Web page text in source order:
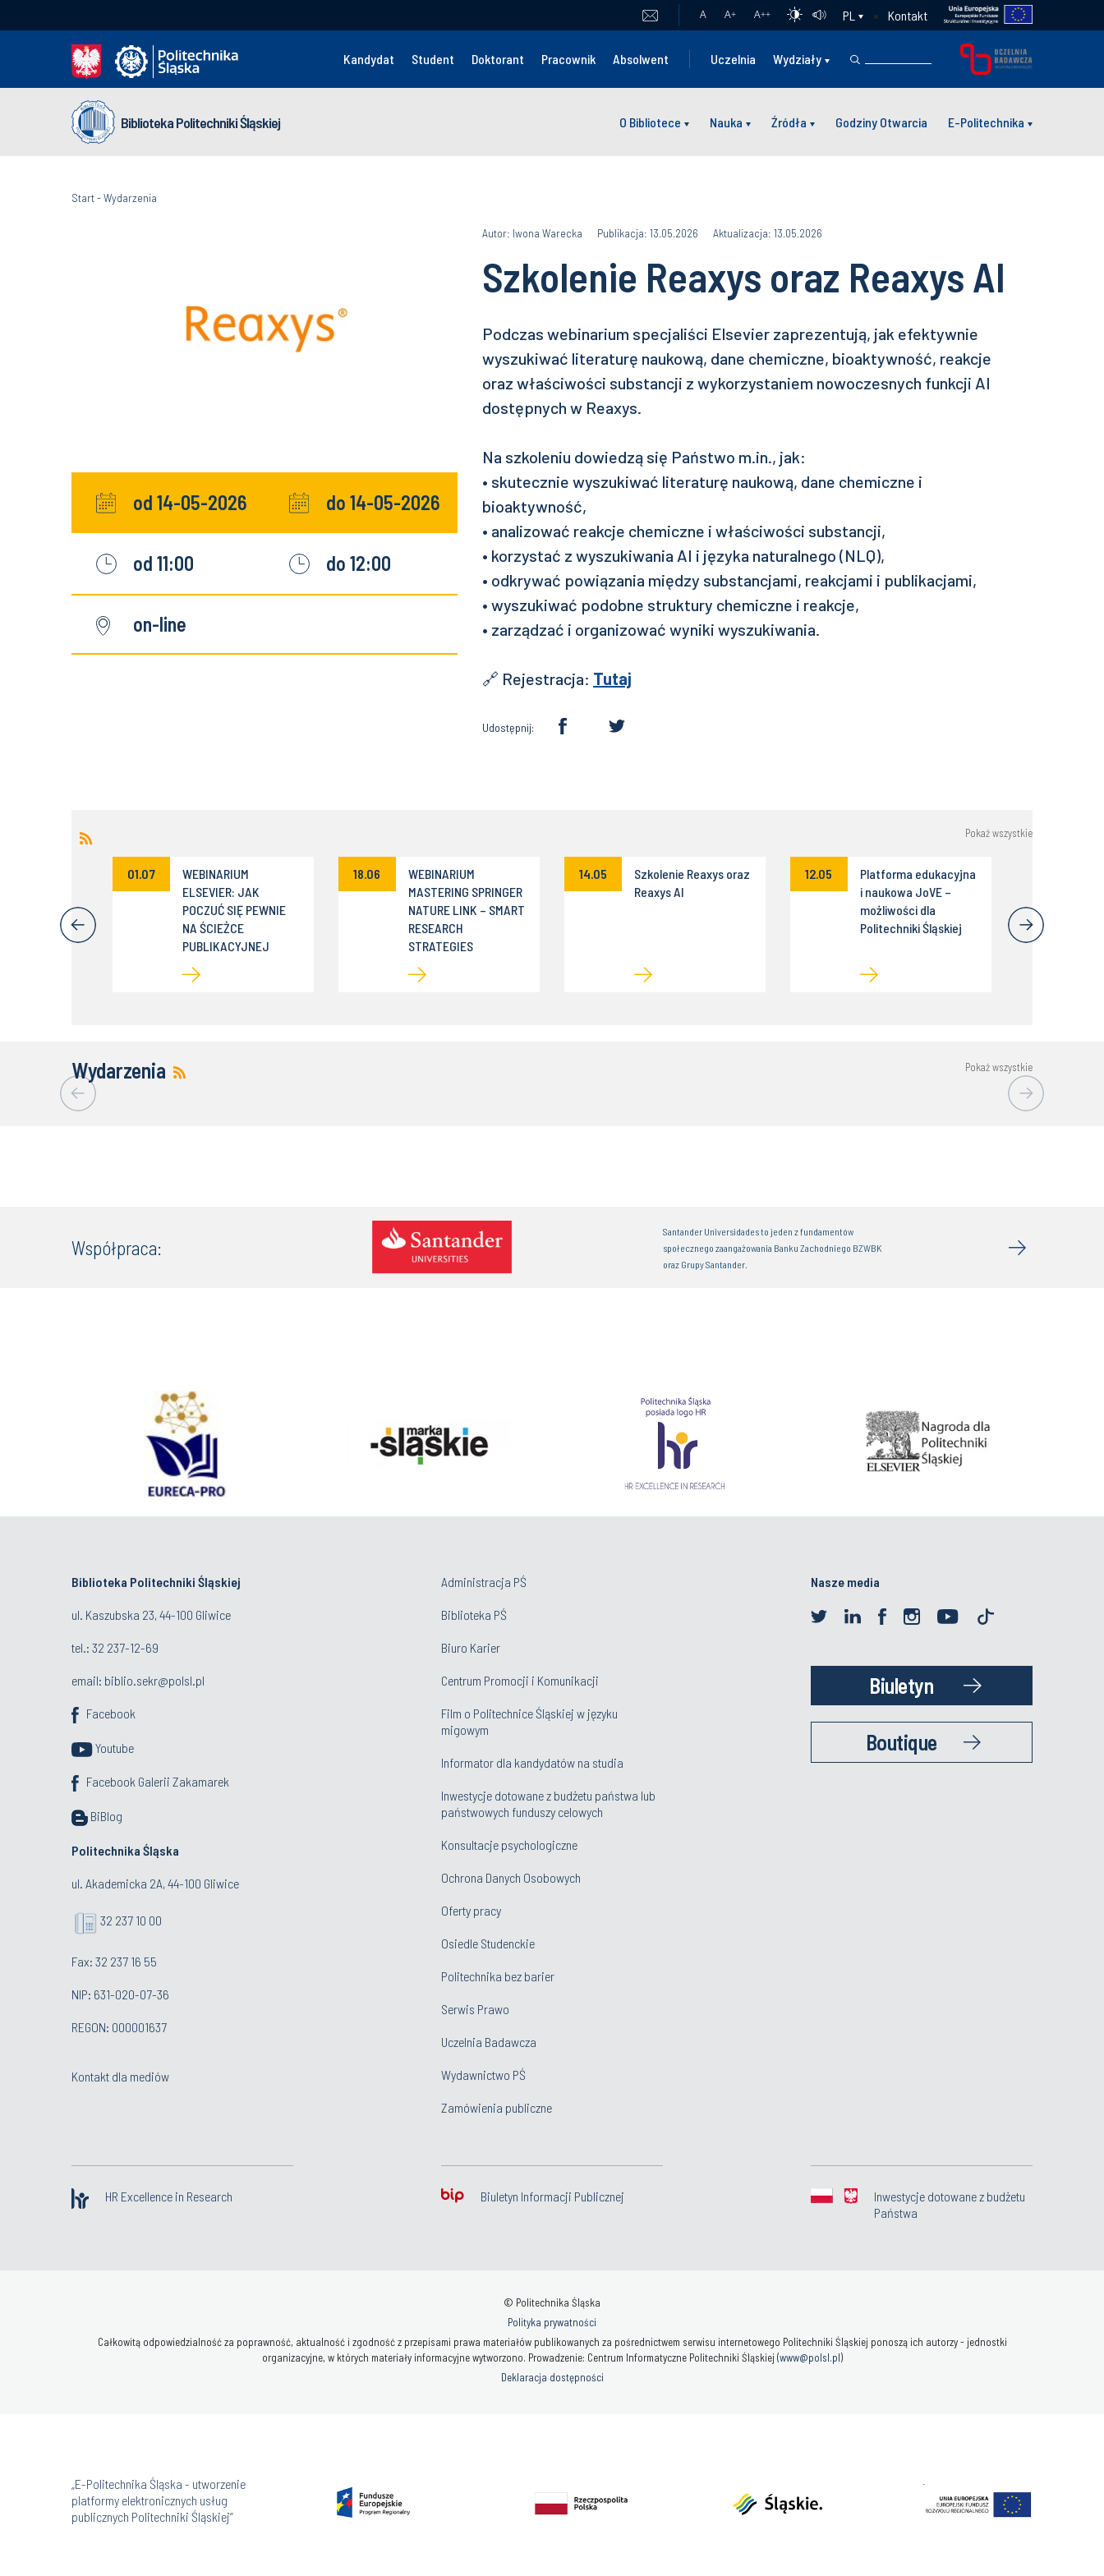
A A+ A++ PL Kontakt
Kandydat Student Doktorant Pracownik Absolwent Uczelnia Wydziały
Biblioteka Politechniki Śląskiej O Bibliotece Nauka Źródła Godziny Otwarcia E-Politechnika
Start-Wydarzenia
od 14-05-2026
od 11:00
do 14-05-2026
do 12:00
on-line
Autor: Iwona Warecka Publikacja: 13.05.2026 Aktualizacja: 13.05.2026
Szkolenie Reaxys oraz Reaxys AI
Podczas webinarium specjaliści Elsevier zaprezentują, jak efektywnie
wyszukiwać literaturę naukową, dane chemiczne, bioaktywność, reakcje
oraz właściwości substancji z wykorzystaniem nowoczesnych funkcji AI
dostępnych w Reaxys.
Na szkoleniu dowiedzą się Państwo m.in., jak:
• skutecznie wyszukiwać literaturę naukową, dane chemiczne i
bioaktywność,
• analizować reakcje chemiczne i właściwości substancji,
• korzystać z wyszukiwania AI i języka naturalnego (NLQ),
• odkrywać powiązania między substancjami, reakcjami i publikacjami,
• wyszukiwać podobne struktury chemiczne i reakcje,
• zarządzać i organizować wyniki wyszukiwania.
🔗 Rejestracja: Tutaj
Udostępnij:
Pokaż wszystkie
01.07
WEBINARIUM
ELSEVIER: JAK
POCZUĆ SIĘ PEWNIE
NA ŚCIEŻCE
PUBLIKACYJNEJ
18.06
WEBINARIUM
MASTERING SPRINGER
NATURE LINK – SMART
RESEARCH
STRATEGIES
14.05
Szkolenie Reaxys oraz
Reaxys AI
12.05
Platforma edukacyjna
i naukowa JoVE –
możliwości dla
Politechniki Śląskiej
Wydarzenia Pokaż wszystkie
Współpraca:
Santander Universidades to jeden z fundamentów
społecznego zaangażowania Banku Zachodniego BZWBK
oraz Grupy Santander.
Biblioteka Politechniki Śląskiej
ul. Kaszubska 23, 44-100 Gliwice
tel.: 32 237-12-69
email: biblio.sekr@polsl.pl
Facebook
Youtube
Facebook Galerii Zakamarek
BiBlog
Politechnika Śląska
ul. Akademicka 2A, 44-100 Gliwice
32 237 10 00
Fax: 32 237 16 55
NIP: 631-020-07-36
REGON: 000001637
Kontakt dla mediów
Administracja PŚ
Biblioteka PŚ
Biuro Karier
Centrum Promocji i Komunikacji
Film o Politechnice Śląskiej w języku
migowym
Informator dla kandydatów na studia
Inwestycje dotowane z budżetu państwa lub
państwowych funduszy celowych
Konsultacje psychologiczne
Ochrona Danych Osobowych
Oferty pracy
Osiedle Studenckie
Politechnika bez barier
Serwis Prawo
Uczelnia Badawcza
Wydawnictwo PŚ
Zamówienia publiczne
Nasze media
Biuletyn
Boutique
HR Excellence in Research Biuletyn Informacji Publicznej
Inwestycje dotowane z budżetu
Państwa
© Politechnika Śląska
Polityka prywatności
Całkowitą odpowiedzialność za poprawność, aktualność i zgodność z przepisami prawa materiałów publikowanych za pośrednictwem serwisu internetowego Politechniki Śląskiej ponoszą ich autorzy - jednostki
organizacyjne, w których materiały informacyjne wytworzono. Prowadzenie: Centrum Informatyczne Politechniki Śląskiej (www@polsl.pl)
Deklaracja dostępności
„E-Politechnika Śląska - utworzenie
platformy elektronicznych usług
publicznych Politechniki Śląskiej”